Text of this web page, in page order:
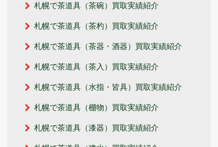
札幌で茶道具（茶碗）買取実績紹介
札幌で茶道具（茶杓）買取実績紹介
札幌で茶道具（茶器・酒器）買取実績紹介
札幌で茶道具（茶入）買取実績紹介
札幌で茶道具（水指・皆具）買取実績紹介
札幌で茶道具（棚物）買取実績紹介
札幌で茶道具（漆器）買取実績紹介